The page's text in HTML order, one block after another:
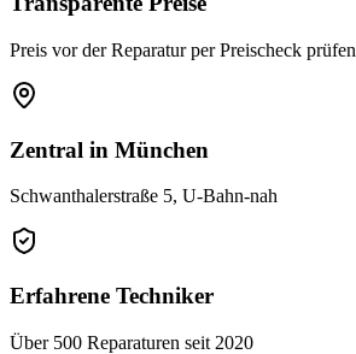
Preis vor der Reparatur per Preischeck prüfen
Zentral in München
Schwanthalerstraße 5, U-Bahn-nah
Erfahrene Techniker
Über 500 Reparaturen seit 2020